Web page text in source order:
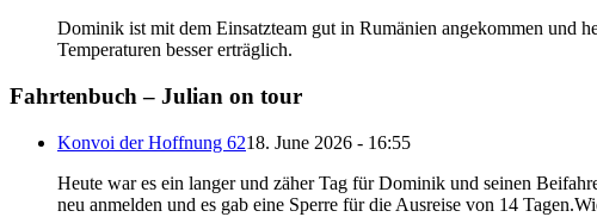
Dominik ist mit dem Einsatzteam gut in Rumänien angekommen und
Temperaturen besser erträglich.
Fahrtenbuch – Julian on tour
Konvoi der Hoffnung 6218. June 2026 - 16:55
Heute war es ein langer und zäher Tag für Dominik und seinen
neu anmelden und es gab eine Sperre für die Ausreise von 14